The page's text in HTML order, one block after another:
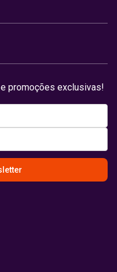
promoções exclusivas!